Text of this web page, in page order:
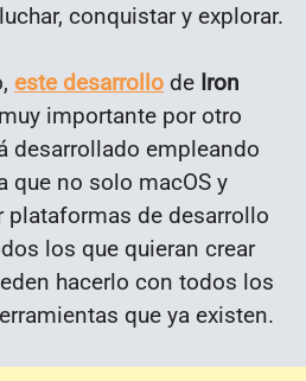
conquistar y explorar.
este desarrollo de Iron
importante por otro
desarrollado empleando
que no solo macOS y
plataformas de desarrollo
los que quieran crear
hacerlo con todos los
que ya existen.